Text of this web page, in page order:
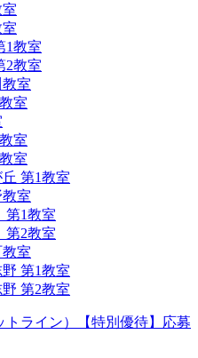
1教室
2教室
室
室
室
室
第1教室
室
第1教室
第2教室
室
第1教室
第2教室
トライン）【特別優待】応募